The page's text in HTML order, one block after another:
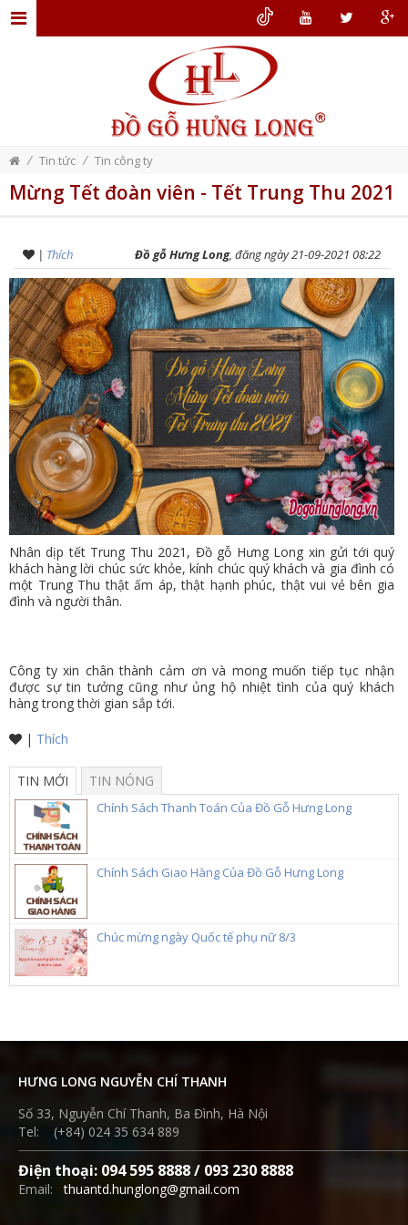
ĐỒ
GỖ
THẤT
THIẾT
KẾ
NỘI
THẤT
DỊCH
VỤ
TIN
TỨC
HỆ
THỐNG
CỬA
HÀNG
GIÚP
LIÊN
HỆ
HÀNG
/ Tin tức / Tin công ty
Mừng Tết đoàn viên - Tết Trung Thu 2021
| Thích Đồ gỗ Hưng Long, đăng ngày 21-09-2021 08:22
Nhân dịp tết Trung Thu 2021, Đồ gỗ Hưng Long xin gửi tới quý
khách hàng lời chúc sức khỏe, kính chúc quý khách và gia đình có
một Trung Thu thật ấm áp, thật hạnh phúc, thật vui vẻ bên gia
đình và người thân.
Công ty xin chân thành cảm ơn và mong muốn tiếp tục nhận
được sự tin tưởng cũng như ủng hộ nhiệt tình của quý khách
hàng trong thời gian sắp tới.
| Thích
TIN MỚI TIN NÓNG
Chính Sách Thanh Toán Của Đồ Gỗ Hưng Long
Chính Sách Giao Hàng Của Đồ Gỗ Hưng Long
Chúc mừng ngày Quốc tế phụ nữ 8/3
HƯNG LONG NGUYỄN CHÍ THANH
Số 33, Nguyễn Chí Thanh, Ba Đình, Hà Nội
Tel: (+84) 024 35 634 889
Điện thoại: 094 595 8888 / 093 230 8888
Email:thuantd.hunglong@gmail.com